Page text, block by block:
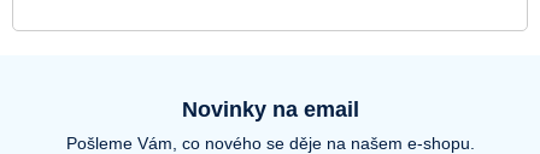
Novinky na email
Pošleme Vám, co nového se děje na našem e-shopu.